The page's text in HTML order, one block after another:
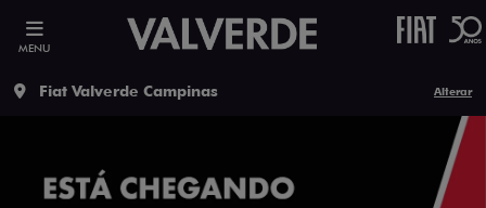
MENU
Fiat Valverde Campinas Alterar